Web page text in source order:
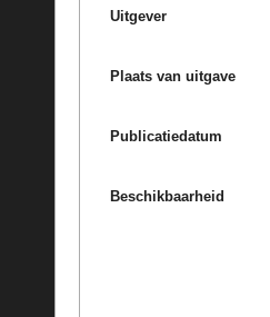
Uitgever
Plaats van uitgave
Publicatiedatum
Beschikbaarheid